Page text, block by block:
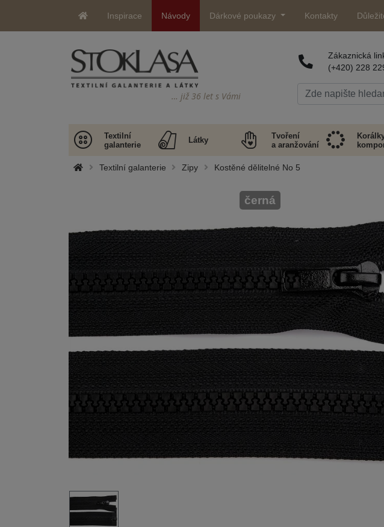
Inspirace Návody Dárkové poukazy Kontakty
… již 36 let s Vámi
Zákaznická
(+420) 228
Textilní
galanterie
Látky
Tvoření
a aranžování
Textilní galanterie Zipy Kostěné dělitelné No 5
černá